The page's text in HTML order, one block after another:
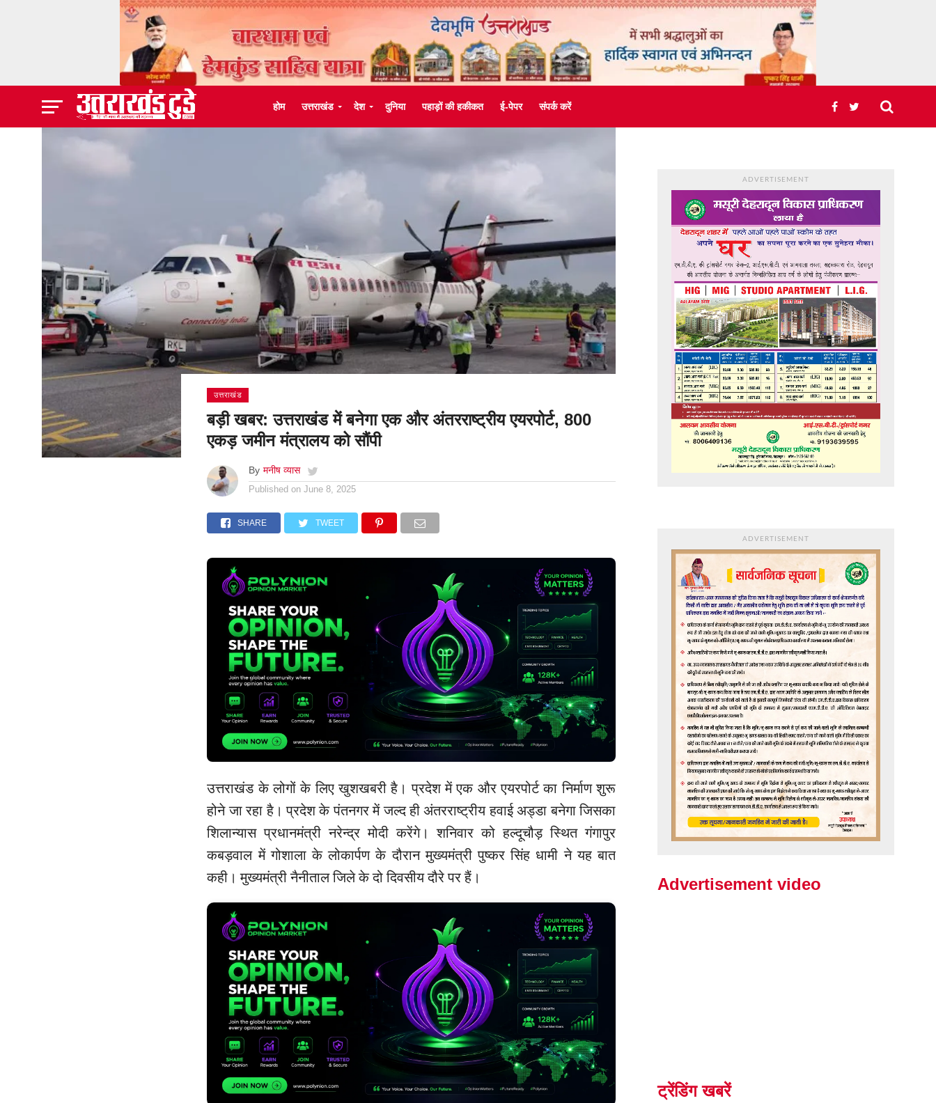
होम उत्तराखंड देश दुनिया पहाड़ों की हकीकत ई-पेपर संपर्क करें
उत्तराखंड
बड़ी खबर: उत्तराखंड में बनेगा एक और अंतरराष्ट्रीय एयरपोर्ट, 800
एकड़ जमीन मंत्रालय को सौंपी
By मनीष व्यास
Published on June 8, 2025
SHARE TWEET
उत्तराखंड के लोगों के लिए खुशखबरी है। प्रदेश में एक और एयरपोर्ट का निर्माण शुरू
होने जा रहा है। प्रदेश के पंतनगर में जल्द ही अंतरराष्ट्रीय हवाई अड्डा बनेगा जिसका
शिलान्यास प्रधानमंत्री नरेन्द्र मोदी करेंगे। शनिवार को हल्दूचौड़ स्थित गंगापुर
कबड़वाल में गोशाला के लोकार्पण के दौरान मुख्यमंत्री पुष्कर सिंह धामी ने यह बात
कही। मुख्यमंत्री नैनीताल जिले के दो दिवसीय दौरे पर हैं।
ADVERTISEMENT
ADVERTISEMENT
Advertisement video
ट्रेंडिंग खबरें